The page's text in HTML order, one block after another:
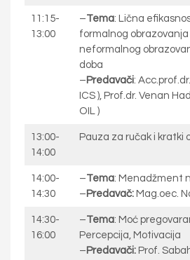
11:15-
13:00
–Tema: Lična
formalnog obrazovanja
neformalnog
doba
– Predavači:
ICS ), Prof.dr. Venan
OIL )
13:00-
14:00
Pauza za ručak i kratki
14:00-
14:30
–Tema: Menadžment
– Predavač:Mag.oec.
14:30-
16:00
–Tema: Moć
Percepcija, Motivacija
– Predavači:Prof.